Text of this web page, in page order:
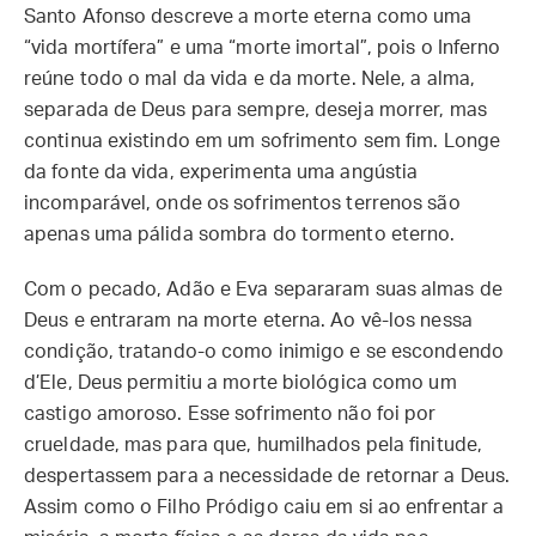
Santo Afonso descreve a morte eterna como uma
“vida mortífera” e uma “morte imortal”, pois o Inferno
reúne todo o mal da vida e da morte. Nele, a alma,
separada de Deus para sempre, deseja morrer, mas
continua existindo em um sofrimento sem fim. Longe
da fonte da vida, experimenta uma angústia
incomparável, onde os sofrimentos terrenos são
apenas uma pálida sombra do tormento eterno.
Com o pecado, Adão e Eva separaram suas almas de
Deus e entraram na morte eterna. Ao vê-los nessa
condição, tratando-o como inimigo e se escondendo
d’Ele, Deus permitiu a morte biológica como um
castigo amoroso. Esse sofrimento não foi por
crueldade, mas para que, humilhados pela finitude,
despertassem para a necessidade de retornar a Deus.
Assim como o Filho Pródigo caiu em si ao enfrentar a